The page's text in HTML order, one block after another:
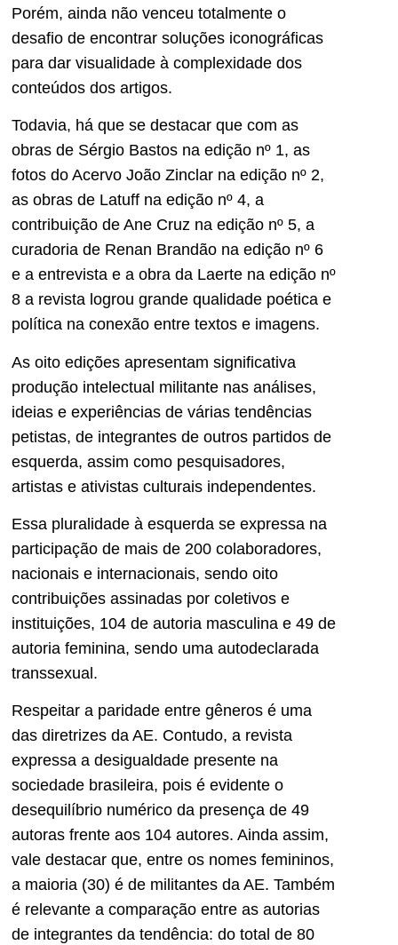
Porém, ainda não venceu totalmente o
desafio de encontrar soluções iconográficas
para dar visualidade à complexidade dos
conteúdos dos artigos.
Todavia, há que se destacar que com as
obras de Sérgio Bastos na edição nº 1, as
fotos do Acervo João Zinclar na edição nº 2,
as obras de Latuff na edição nº 4, a
contribuição de Ane Cruz na edição nº 5, a
curadoria de Renan Brandão na edição nº 6
e a entrevista e a obra da Laerte na edição nº
8 a revista logrou grande qualidade poética e
política na conexão entre textos e imagens.
As oito edições apresentam significativa
produção intelectual militante nas análises,
ideias e experiências de várias tendências
petistas, de integrantes de outros partidos de
esquerda, assim como pesquisadores,
artistas e ativistas culturais independentes.
Essa pluralidade à esquerda se expressa na
participação de mais de 200 colaboradores,
nacionais e internacionais, sendo oito
contribuições assinadas por coletivos e
instituições, 104 de autoria masculina e 49 de
autoria feminina, sendo uma autodeclarada
transsexual.
Respeitar a paridade entre gêneros é uma
das diretrizes da AE. Contudo, a revista
expressa a desigualdade presente na
sociedade brasileira, pois é evidente o
desequilíbrio numérico da presença de 49
autoras frente aos 104 autores. Ainda assim,
vale destacar que, entre os nomes femininos,
a maioria (30) é de militantes da AE. Também
é relevante a comparação entre as autorias
de integrantes da tendência: do total de 80